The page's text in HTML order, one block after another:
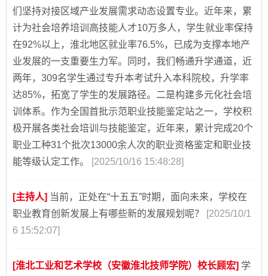
们坚持对接区域产业发展需求动态设置专业。近年来，累
计为社会培养培训高技能人才10万多人，学生就业率保持
在92%以上，淮北地区就业率76.5%，已成为支撑本地产
业发展的一支重要生力军。同时，我们畅通升学通道，近
两年，309名学生通过专升本考试升入本科院校，升学率
达85%，拓宽了学生的发展路径。二是构建多元化社会培
训体系。作为全国首批示范职业技能鉴定站之一，学校积
极开展各类社会培训与技能鉴定，近年来，累计完成20个
职业工种31个批次13000余人次的职业资格鉴定和职业技
能等级认定工作。
[2025/10/16 15:48:28]
[主持人] 当前，正处在“十五五”时期，面向未来，学校在
职业教育创新发展上有哪些新的发展规划呢？
[2025/10/1
6 15:52:07]
[淮北工业和艺术学校（安徽淮北技师学院）校长顾宏] 学